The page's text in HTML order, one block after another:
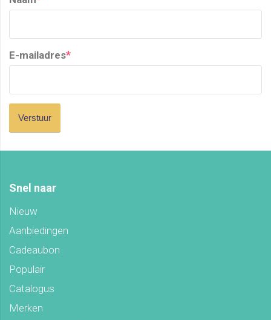
E-mailadres*
Snel naar
Nieuw
Aanbiedingen
Cadeaubon
Populair
Catalogus
Merken